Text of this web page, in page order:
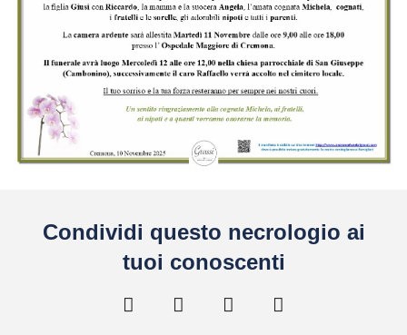
Condividi questo necrologio ai
tuoi conoscenti